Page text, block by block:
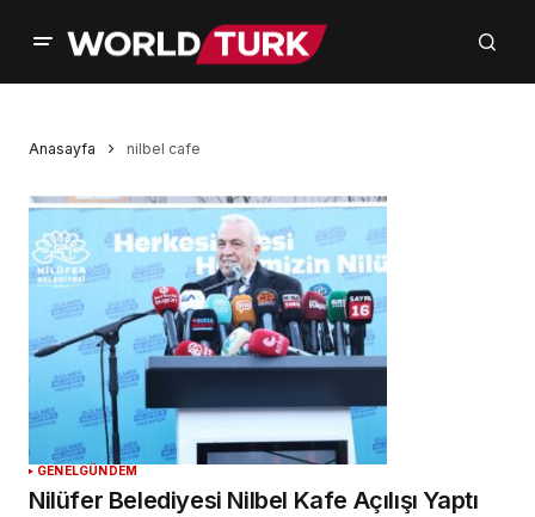
Anasayfa nilbel cafe
GENELGÜNDEM
Nilüfer Belediyesi Nilbel Kafe Açılışı Yaptı